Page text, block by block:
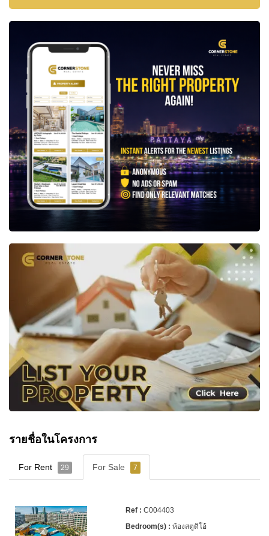
รายชื่อในโครงการ
For Rent 29 For Sale 7
C004403
ห้องสตูดิโอ้